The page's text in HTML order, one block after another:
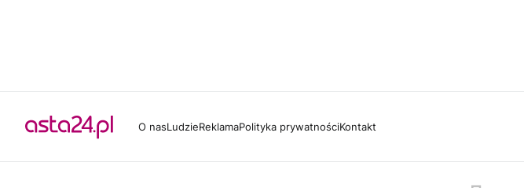
O nasLudzieReklamaPolityka prywatnościKontakt